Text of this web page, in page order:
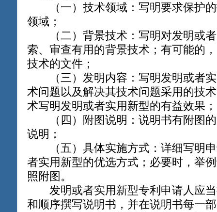
（一）技术领域：写明要求保护的
领域；
（二）背景技术：写明对发明或者
索、审查有用的背景技术；有可能的
技术的文件；
（三）发明内容：写明发明或者实
术问题以及解决其技术问题采用的技
术写明发明或者实用新型的有益效果；
（四）附图说明：说明书有附图的
说明；
（五）具体实施方式：详细写明申
者实用新型的优选方式；必要时，举
照附图。
发明或者实用新型专利申请人应当
和顺序撰写说明书，并在说明书每一